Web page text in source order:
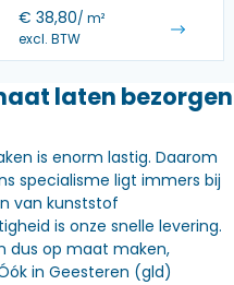
€ 38,80/ m²
excl. BTW
laten bezorgen
is enorm lastig. Daarom
specialisme ligt immers bij
van kunststof
is onze snelle levering.
dus op maat maken,
in Geesteren (gld)